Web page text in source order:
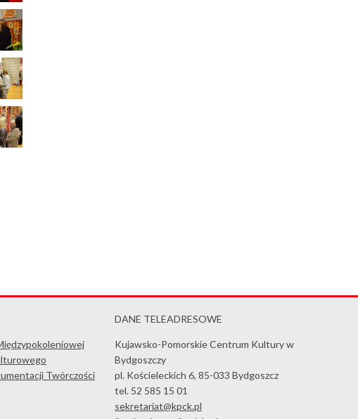
Twórczości
DANE TELEADRESOWE
Kujawsko-Pomorskie Centrum Kultury w
Bydgoszczy
pl. Kościeleckich 6, 85-033 Bydgoszcz
tel. 52 585 15 01
sekretariat@kpck.pl